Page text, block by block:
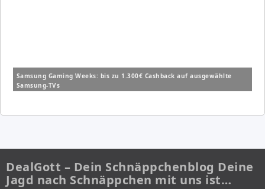
Samsung Gaming Weeks: bis zu 1.300€ Cashback auf ausgewählte
Samsung-TVs
DealGott – Dein Schnäppchenblog Deine
Jagd nach Schnäppchen mit uns ist…